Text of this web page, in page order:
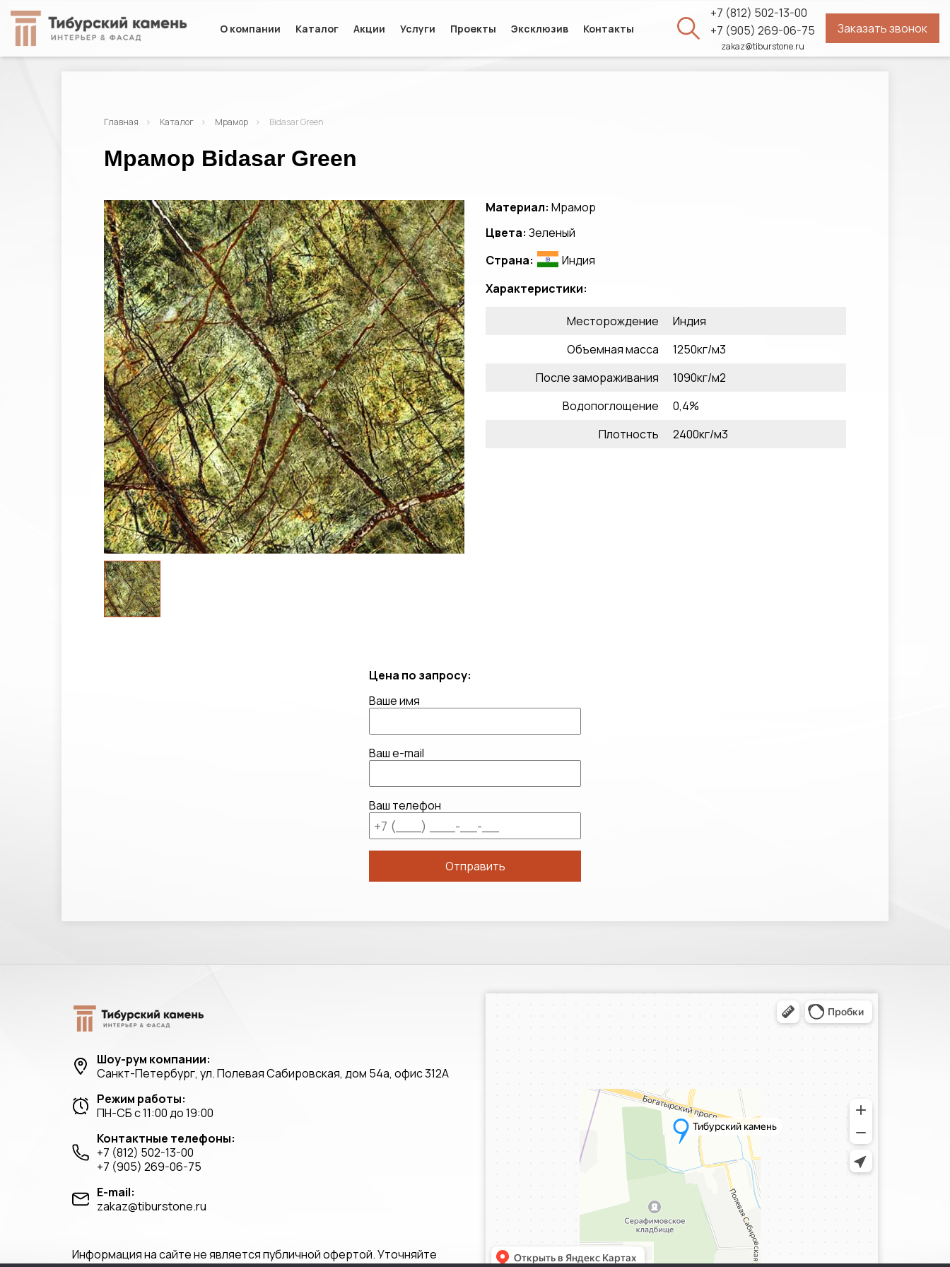
О компании Каталог Акции Услуги Проекты Эксклюзив Контакты
+7 (812) 502-13-00
+7 (905) 269-06-75
zakaz@tiburstone.ru
Заказать звонок
Главная Каталог Мрамор Bidasar Green
Мрамор Bidasar Green
Материал: Мрамор
Цвета: Зеленый
Страна:
Индия
Характеристики:
Месторождение
Индия
Объемная масса
1250кг/м3
После замораживания
1090кг/м2
Водопоглощение
0,4%
Плотность
2400кг/м3
Цена по запросу:
Ваше имя
Ваш e-mail
Ваш телефон
Шоу-рум компании:
Санкт-Петербург, ул. Полевая Сабировская, дом 54а, офис 312А
Режим работы:
ПН-СБ с 11:00 до 19:00
Контактные телефоны:
+7 (812) 502-13-00
+7 (905) 269-06-75
E-mail:
zakaz@tiburstone.ru
Информация на сайте не является публичной офертой. Уточняйте